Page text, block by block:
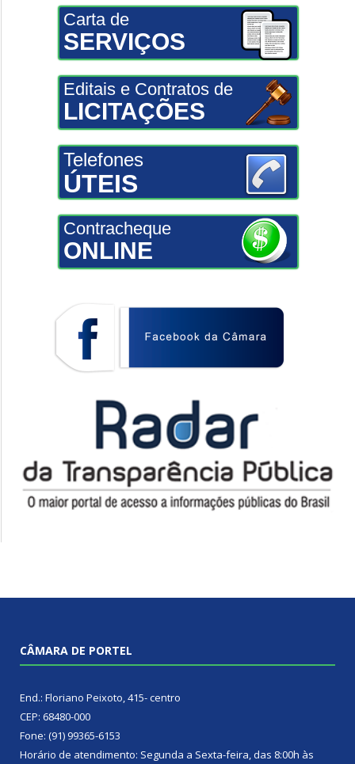
Carta de
SERVIÇOS
Editais e Contratos de
LICITAÇÕES
Telefones
ÚTEIS
Contracheque
ONLINE
CÂMARA DE PORTEL
End.: Floriano Peixoto, 415- centro
CEP: 68480-000
Fone: (91) 99365-6153
Horário de atendimento: Segunda a Sexta-feira, das 8:00h às